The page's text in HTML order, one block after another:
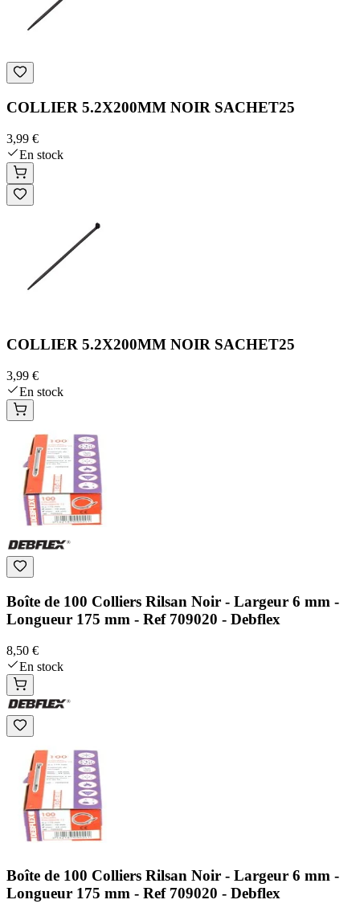
COLLIER 5.2X200MM NOIR SACHET25
3,99 €
En stock
COLLIER 5.2X200MM NOIR SACHET25
3,99 €
En stock
Boîte de 100 Colliers Rilsan Noir - Largeur 6 mm -
Longueur 175 mm - Ref 709020 - Debflex
8,50 €
En stock
Boîte de 100 Colliers Rilsan Noir - Largeur 6 mm -
Longueur 175 mm - Ref 709020 - Debflex